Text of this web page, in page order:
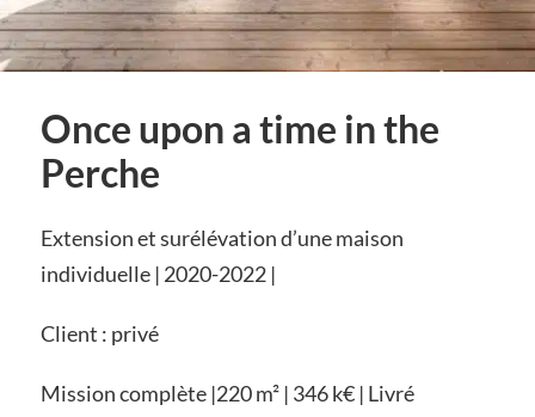
Once upon a time in the
Perche
Extension et surélévation d’une maison
individuelle | 2020-2022 |
Client : privé
Mission complète |220 m² | 346 k€ | Livré